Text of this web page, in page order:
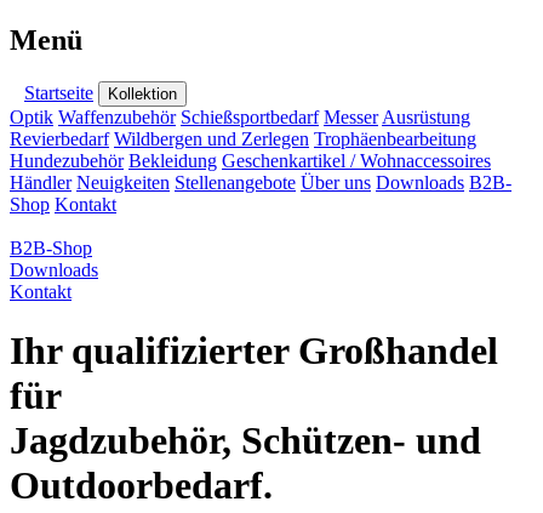
Menü
Startseite Kollektion
Optik Waffenzubehör Schießsportbedarf Messer Ausrüstung
Revierbedarf Wildbergen und Zerlegen Trophäenbearbeitung
Hundezubehör Bekleidung Geschenkartikel / Wohnaccessoires
Händler Neuigkeiten Stellenangebote Über uns Downloads B2B-
Shop Kontakt
B2B-Shop
Downloads
Kontakt
Ihr qualifizierter Großhandel
für
Jagdzubehör, Schützen- und
Outdoorbedarf.